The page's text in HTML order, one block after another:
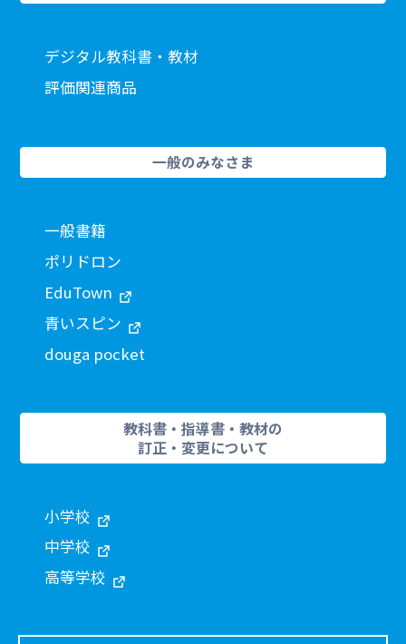
デジタル教科書・教材
評価関連商品
一般のみなさま
一般書籍
ポリドロン
EduTown
青いスピン
douga pocket
教科書・指導書・教材の
訂正・変更について
小学校
中学校
高等学校